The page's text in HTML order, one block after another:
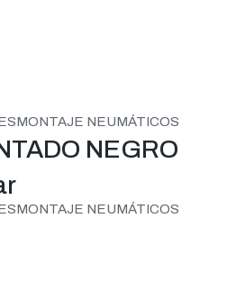
NEUMÁTICOS
NEGRO
NEUMÁTICOS